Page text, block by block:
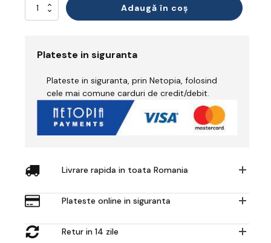
Cantitate
Jachetă
Adaugă în coș
Plateste in siguranta
Plateste in siguranta, prin Netopia, folosind
cele mai comune carduri de credit/debit.
Livrare rapida in toata Romania
Plateste online in siguranta
Retur in 14 zile